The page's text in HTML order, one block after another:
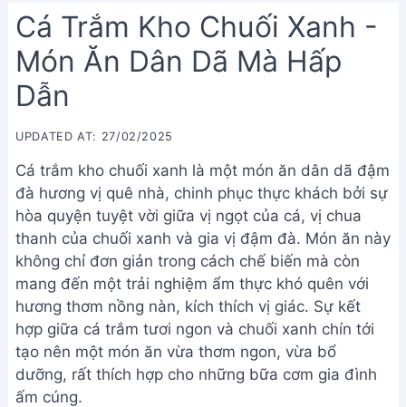
Cá Trắm Kho Chuối Xanh -
Món Ăn Dân Dã Mà Hấp
Dẫn
UPDATED AT: 27/02/2025
Cá trắm kho chuối xanh là một món ăn dân dã đậm
đà hương vị quê nhà, chinh phục thực khách bởi sự
hòa quyện tuyệt vời giữa vị ngọt của cá, vị chua
thanh của chuối xanh và gia vị đậm đà. Món ăn này
không chỉ đơn giản trong cách chế biến mà còn
mang đến một trải nghiệm ẩm thực khó quên với
hương thơm nồng nàn, kích thích vị giác. Sự kết
hợp giữa cá trắm tươi ngon và chuối xanh chín tới
tạo nên một món ăn vừa thơm ngon, vừa bổ
dưỡng, rất thích hợp cho những bữa cơm gia đình
ấm cúng.